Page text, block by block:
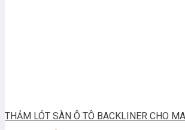
THẢM LÓT SÀN Ô TÔ BACKLINER CHO